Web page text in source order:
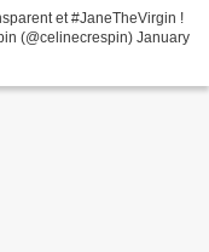
et #JaneTheVirgin !
(@celinecrespin) January